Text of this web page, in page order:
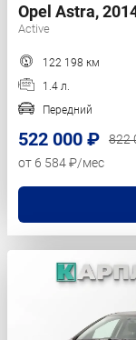
Opel Astra,
Active
122 198 км
1.4 л.
Передний
522 000 ₽
822
от 6 584 ₽/мес